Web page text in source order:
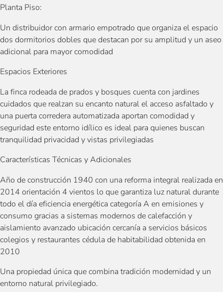
Planta Piso:
Un distribuidor con armario empotrado que organiza el espacio
dos dormitorios dobles que destacan por su amplitud y un aseo
adicional para mayor comodidad
Espacios Exteriores
La finca rodeada de prados y bosques cuenta con jardines
cuidados que realzan su encanto natural el acceso asfaltado y
una puerta corredera automatizada aportan comodidad y
seguridad este entorno idílico es ideal para quienes buscan
tranquilidad privacidad y vistas privilegiadas
Características Técnicas y Adicionales
Año de construcción 1940 con una reforma integral realizada en
2014 orientación 4 vientos lo que garantiza luz natural durante
todo el día eficiencia energética categoría A en emisiones y
consumo gracias a sistemas modernos de calefacción y
aislamiento avanzado ubicación cercanía a servicios básicos
colegios y restaurantes cédula de habitabilidad obtenida en
2010
Una propiedad única que combina tradición modernidad y un
entorno natural privilegiado.